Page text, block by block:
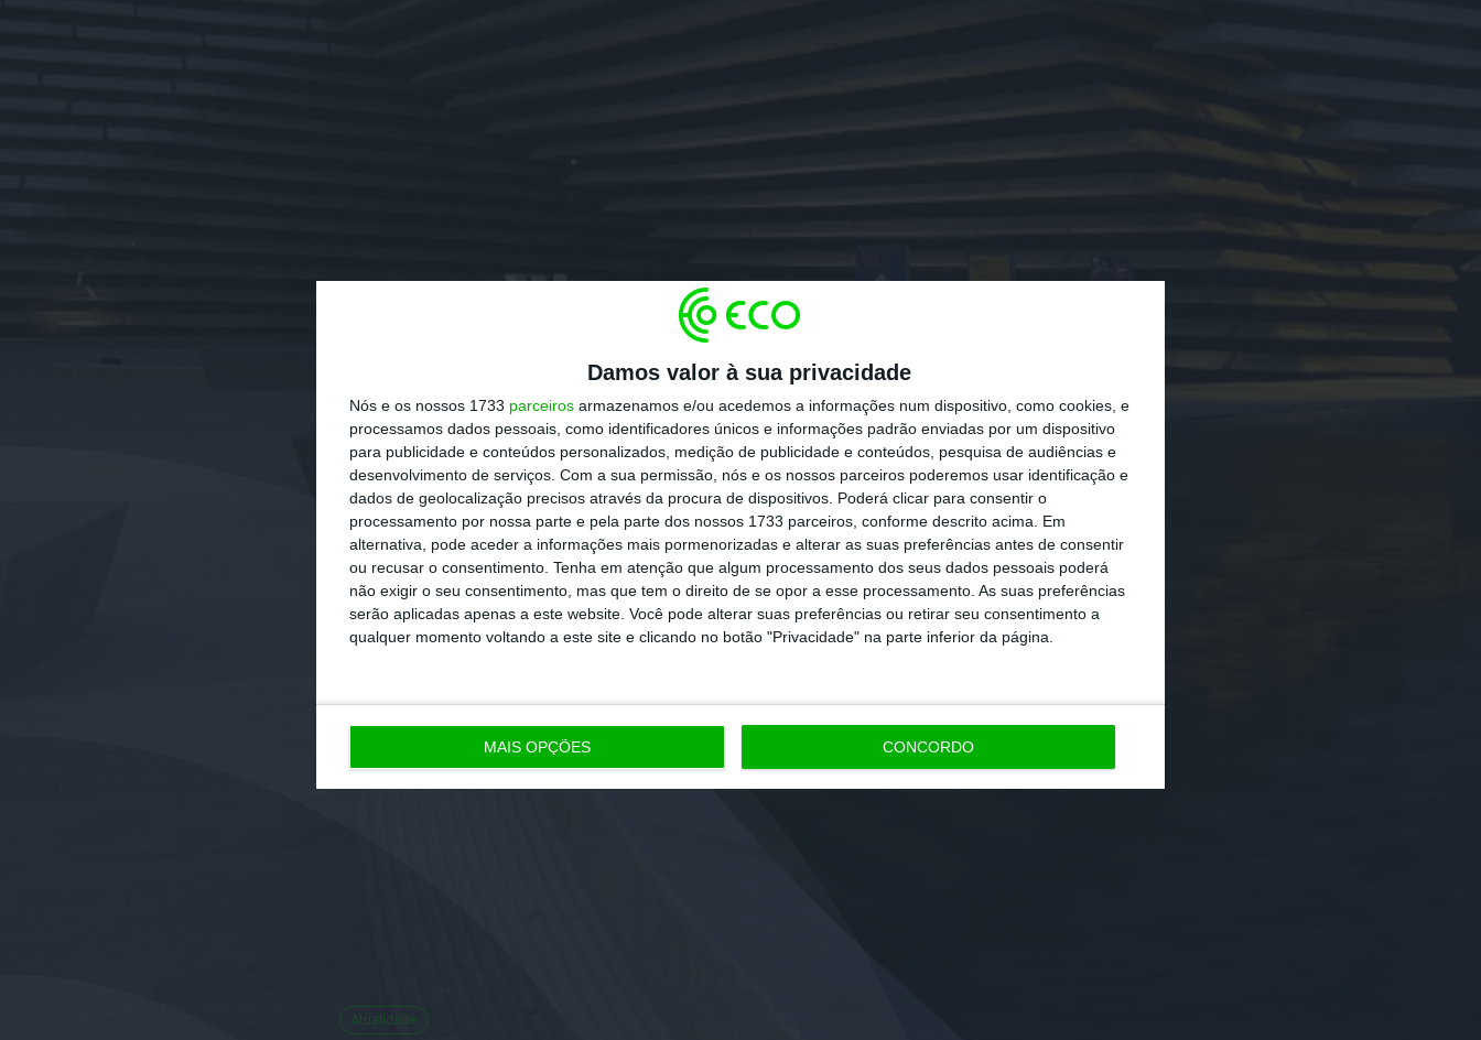
Damos valor à sua privacidade
Nós e os nossos 1733 parceiros armazenamos e/ou acedemos a informações num dispositivo, como cookies, e
processamos dados pessoais, como identificadores únicos e informações padrão enviadas por um dispositivo
para publicidade e conteúdos personalizados, medição de publicidade e conteúdos, pesquisa de audiências e
desenvolvimento de serviços. Com a sua permissão, nós e os nossos parceiros poderemos usar identificação e
dados de geolocalização precisos através da procura de dispositivos. Poderá clicar para consentir o
processamento por nossa parte e pela parte dos nossos 1733 parceiros, conforme descrito acima. Em
alternativa, pode aceder a informações mais pormenorizadas e alterar as suas preferências antes de consentir
ou recusar o consentimento. Tenha em atenção que algum processamento dos seus dados pessoais poderá
não exigir o seu consentimento, mas que tem o direito de se opor a esse processamento. As suas preferências
serão aplicadas apenas a este website. Você pode alterar suas preferências ou retirar seu consentimento a
qualquer momento voltando a este site e clicando no botão "Privacidade" na parte inferior da página.
MAIS OPÇÕES CONCORDO
Atualidade